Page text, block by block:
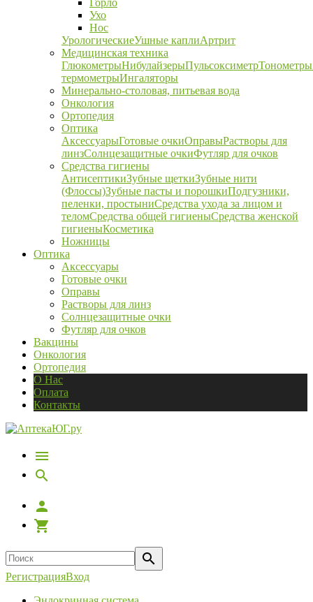
Горло
Ухо
Нос
УрологическиеУшные каплиАртрит
Медицинская техника
ГлюкометрыНибулайзерыПульсоксиметрТонометры
термометрыИнгаляторы
Минерально-столовая, питьевая вода
Онкология
Ортопедия
Оптика
АксессуарыГотовые очкиОправыРастворы для
линзСолнцезащитные очкиФутляр для очков
Средства гигиены
АнтисептикиЗубные щеткиЗубные нити
(Флоссы)Зубные пасты и порошкиПодгузники,
пеленки, простыниСредства ухода за лицом и
теломСредства общей гигиеныСредства женской
гигиеныКосметика
Ножницы
Оптика
Аксессуары
Готовые очки
Оправы
Растворы для линз
Солнцезащитные очки
Футляр для очков
Вакцины
Онкология
Ортопедия
О Нас
Оплата
Контакты
РегистрацияВход